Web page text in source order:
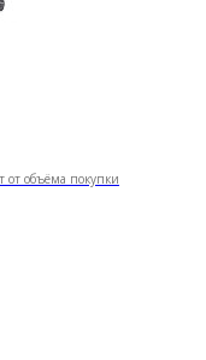
от объёма покупки